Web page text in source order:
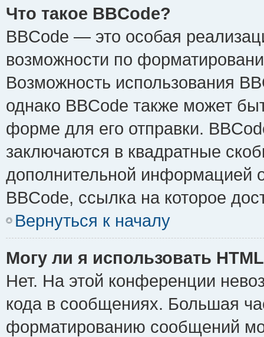
Что такое BBCode?
BBCode — это особая
возможности по
Возможность использования
однако BBCode также может
форме для его отправки.
заключаются в квадратные
дополнительной информацией
BBCode, ссылка на которое
Вернуться к началу
Могу ли я использовать
Нет. На этой конференции
кода в сообщениях. Большая
форматированию сообщений